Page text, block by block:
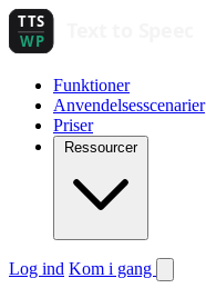
Funktioner
Anvendelsesscenarier
Priser
Ressourcer
Log ind Kom i gang